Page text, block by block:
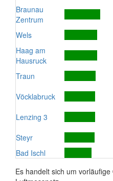
Braunau
Zentrum
Wels
Haag am
Hausruck
Traun
Vöcklabruck
Lenzing 3
Steyr
Bad Ischl
Es handelt sich um